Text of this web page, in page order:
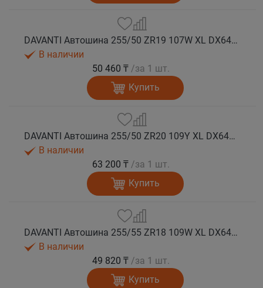
DAVANTI Автошина 255/50 ZR19 107W XL DX640 RPR лето (Таиланд)
В наличии
50 460 ₸ /за 1 шт.
Купить
DAVANTI Автошина 255/50 ZR20 109Y XL DX640 RPR лето (Таиланд)
В наличии
63 200 ₸ /за 1 шт.
Купить
DAVANTI Автошина 255/55 ZR18 109W XL DX640 RPR лето (Таиланд)
В наличии
49 820 ₸ /за 1 шт.
Купить